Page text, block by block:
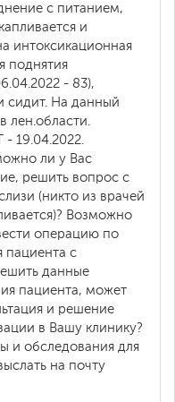
с питанием,
и
интоксикационная
поднятия
- 83),
сидит. На данный
лен.области.
19.04.2022.
ли у Вас
решить вопрос с
(никто из врачей
Возможно
операцию по
с
данные
пациента, может
и решение
в Вашу клинику?
и обследования для
на почту